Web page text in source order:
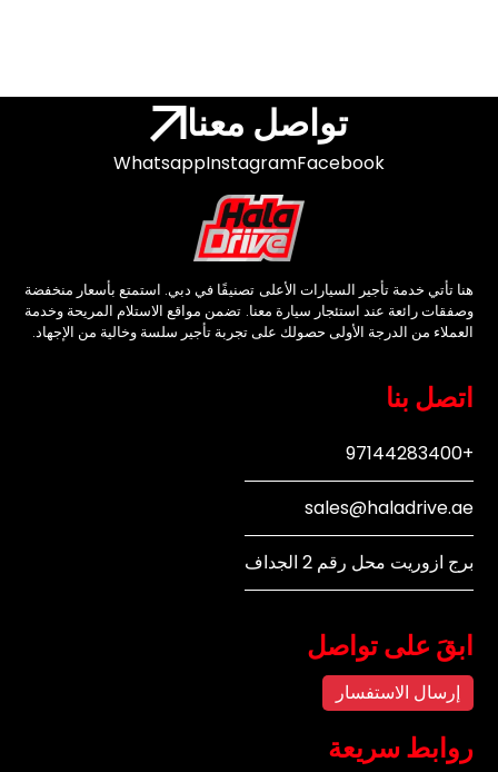
تواصل معنا
Facebook
Instagram
Whatsapp
هنا تأتي خدمة تأجير السيارات الأعلى تصنيفًا في دبي. استمتع بأسعار منخفضة
وصفقات رائعة عند استئجار سيارة معنا. تضمن مواقع الاستلام المريحة وخدمة
العملاء من الدرجة الأولى حصولك على تجربة تأجير سلسة وخالية من الإجهاد.
اتصل بنا
+97144283400
sales@haladrive.ae
برج ازوريت محل رقم 2 الجداف
ابقَ على تواصل
إرسال الاستفسار
روابط سريعة